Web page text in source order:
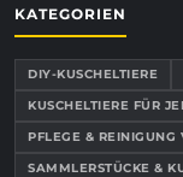
KATEGORIEN
DIY-KUSCHELTIERE
KUSCHELTIERE FÜR
PFLEGE & REINIGUNG
SAMMLERSTÜCKE &